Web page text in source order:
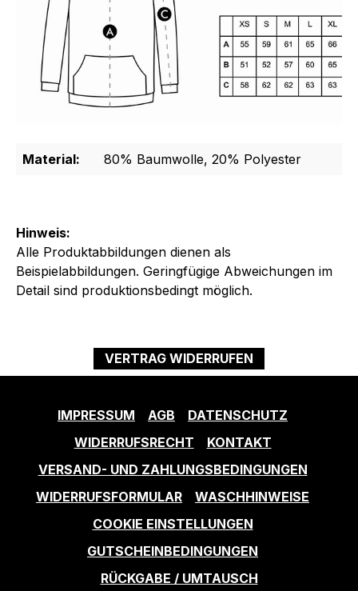
Hinweis:
Alle Produktabbildungen dienen als
Beispielabbildungen. Geringfügige Abweichungen im
Detail sind produktionsbedingt möglich.
Material: 80% Baumwolle, 20% Polyester
VERTRAG WIDERRUFEN
IMPRESSUM AGB
DATENSCHUTZ
WIDERRUFSRECHT
KONTAKT
VERSAND- UND ZAHLUNGSBEDINGUNGEN
WIDERRUFSFORMULAR
WASCHHINWEISE
COOKIE EINSTELLUNGEN
GUTSCHEINBEDINGUNGEN
RÜCKGABE / UMTAUSCH